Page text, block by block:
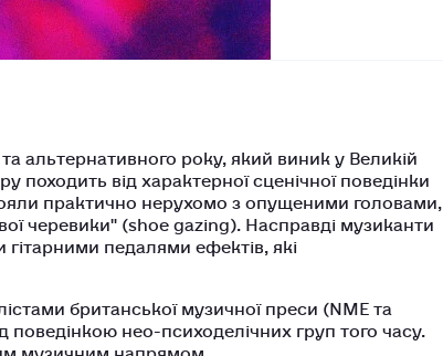
альтернативного року, який виник у Великій
походить від характерної сценічної поведінки
практично нерухомо з опущеними головами,
черевики" (shoe gazing). Насправді музиканти
педалями ефектів, які
британської музичної преси (NME та
нео-психоделічних груп того часу.
музичним напрямом.